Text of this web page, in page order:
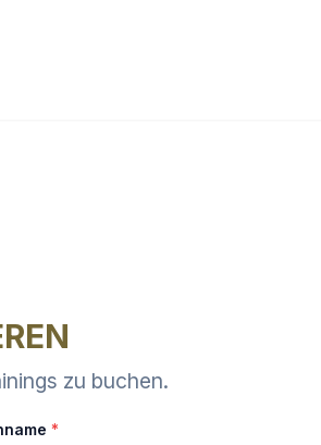
zu buchen.
*